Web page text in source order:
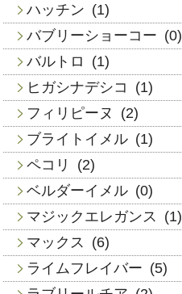
ハッチン (1)
バブリーショーコー (0)
バルトロ
(1)
ヒガシナデシコ
(1)
フィリピーヌ
(2)
ブライトイメル (1)
ペコリ
(2)
ベルダーイメル (0)
マジックエレガンス
(1)
マックス
(6)
ライムフレイバー (5)